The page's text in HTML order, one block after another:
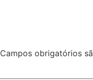
Campos obrigatórios